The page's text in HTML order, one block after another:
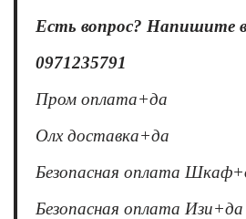
Есть вопрос? Напишите
0971235791
Пром оплата+да
Олх доставка+да
Безопасная оплата
Безопасная оплата Изи+да